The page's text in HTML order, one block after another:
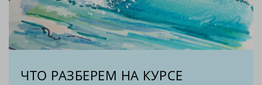
ЧТО РАЗБЕРЕМ НА КУРСЕ